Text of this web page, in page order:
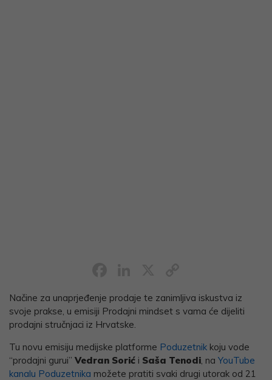
Link
Načine za unaprjeđenje prodaje te zanimljiva iskustva iz
svoje prakse, u emisiji Prodajni mindset s vama će dijeliti
prodajni stručnjaci iz Hrvatske.
Tu novu emisiju medijske platforme Poduzetnik koju vode
“prodajni gurui” Vedran Sorić i Saša Tenodi, na YouTube
kanalu Poduzetnika možete pratiti svaki drugi utorak od 21